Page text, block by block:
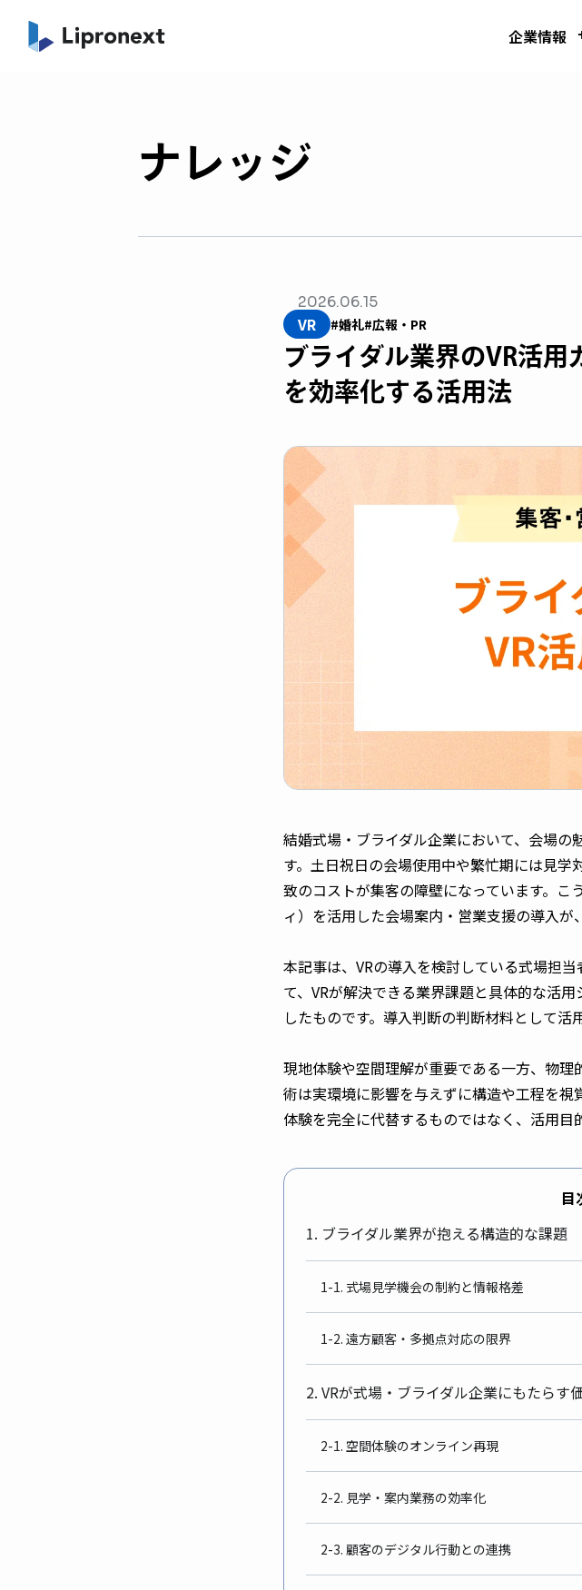
企業情報
ナレッジ
2026.06.15
VR #婚礼#広報・PR
ブライダル業界のVR活
を効率化する活用法
結婚式場・ブライダル企業において、会場
す。土日祝日の会場使用中や繁忙期には見
致のコストが集客の障壁になっています。こ
ィ）を活用した会場案内・営業支援の導入が
本記事は、VRの導入を検討している式場担
て、VRが解決できる業界課題と具体的な活
したものです。導入判断の判断材料として活
現地体験や空間理解が重要である一方、物
術は実環境に影響を与えずに構造や工程を
体験を完全に代替するものではなく、活用目
目
1. ブライダル業界が抱える構造的な課題
1-1. 式場見学機会の制約と情報格差
1-2. 遠方顧客・多拠点対応の限界
2. VRが式場・ブライダル企業にもたらす
2-1. 空間体験のオンライン再現
2-2. 見学・案内業務の効率化
2-3. 顧客のデジタル行動との連携